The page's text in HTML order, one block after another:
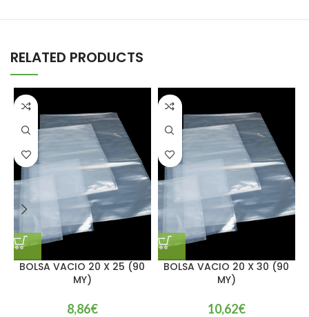
RELATED PRODUCTS
BOLSA VACIO 20 X 25 (90
MY)
8,86€
BOLSA VACIO 20 X 30 (90
MY)
10,62€